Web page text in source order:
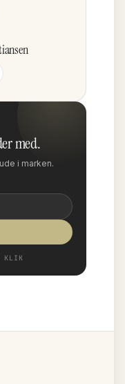
med.
i marken.
KLIK